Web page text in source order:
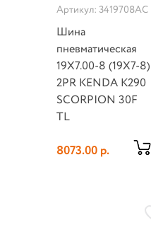
Артикул: 3419708AC
Шина
пневматическая
19X7.00-8 (19X7-8)
2PR KENDA K290
SCORPION 30F
TL
8073.00 р.